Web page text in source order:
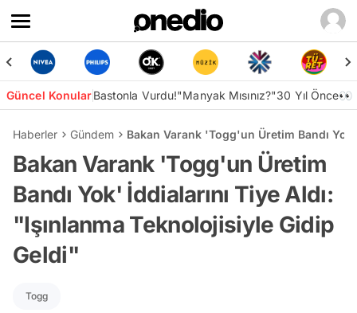
Güncel KonularBastonla Vurdu!"Manyak Mısınız?"30 Yıl Önce👀
Haberler Gündem Bakan Varank 'Togg'un Üretim Bandı
Bakan Varank 'Togg'un Üretim
Bandı Yok' İddialarını Tiye Aldı:
"Işınlanma Teknolojisiyle Gidip
Geldi"
Togg